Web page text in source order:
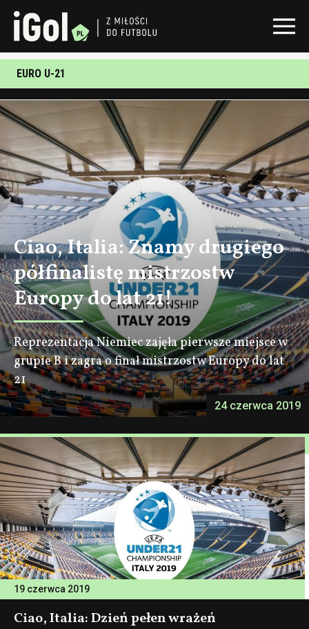
EURO U-21
24 czerwca 2019
Ciao, Italia: Znamy drugiego
półfinalistę mistrzostw
Europy do lat 21!
Reprezentacja Niemiec zajęła pierwsze miejsce w
grupie B i zagra o finał mistrzostw Europy do lat
21
19 czerwca 2019
Ciao, Italia: Dzień pełen wrażeń